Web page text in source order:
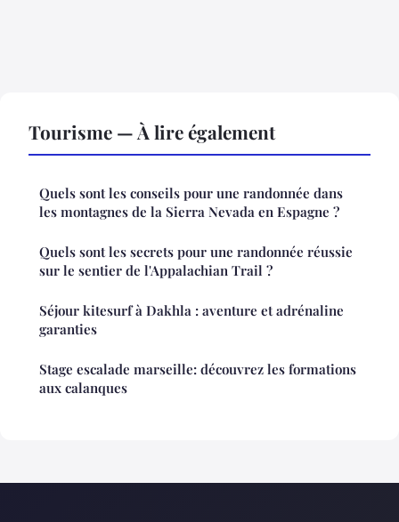
Tourisme — À lire également
Quels sont les conseils pour une randonnée dans
les montagnes de la Sierra Nevada en Espagne ?
Quels sont les secrets pour une randonnée réussie
sur le sentier de l'Appalachian Trail ?
Séjour kitesurf à Dakhla : aventure et adrénaline
garanties
Stage escalade marseille: découvrez les formations
aux calanques